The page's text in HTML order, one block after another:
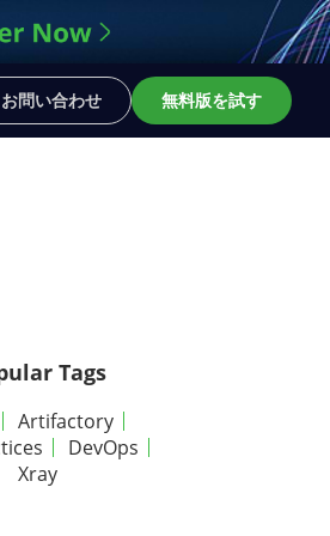
お問い合わせ 無料版を試す
Tags
Artifactory
DevOps
Xray